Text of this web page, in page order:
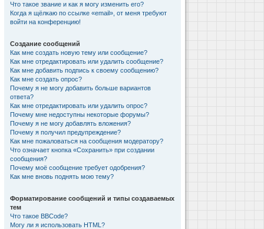
Что такое звание и как я могу изменить его?
Когда я щёлкаю по ссылке «email», от меня требуют
войти на конференцию!
Создание сообщений
Как мне создать новую тему или сообщение?
Как мне отредактировать или удалить сообщение?
Как мне добавить подпись к своему сообщению?
Как мне создать опрос?
Почему я не могу добавить больше вариантов
ответа?
Как мне отредактировать или удалить опрос?
Почему мне недоступны некоторые форумы?
Почему я не могу добавлять вложения?
Почему я получил предупреждение?
Как мне пожаловаться на сообщения модератору?
Что означает кнопка «Сохранить» при создании
сообщения?
Почему моё сообщение требует одобрения?
Как мне вновь поднять мою тему?
Форматирование сообщений и типы создаваемых
тем
Что такое BBCode?
Могу ли я использовать HTML?